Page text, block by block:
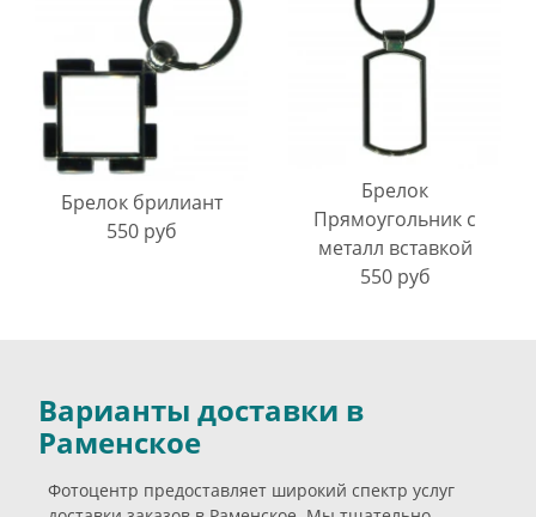
Брелок брилиант
550 руб
Брелок
Прямоугольник с
металл вставкой
550 руб
Варианты доставки в
Раменское
Фотоцентр предоставляет широкий спектр услуг